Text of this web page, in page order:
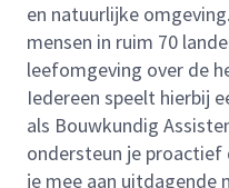
en natuurlijke
mensen in ruim 70
leefomgeving over de
Iedereen speelt hierbij
als Bouwkundig
ondersteun je
je mee aan uitdagende